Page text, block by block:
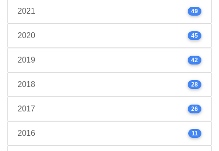
2021 49
2020 45
2019 42
2018 28
2017 26
2016 11